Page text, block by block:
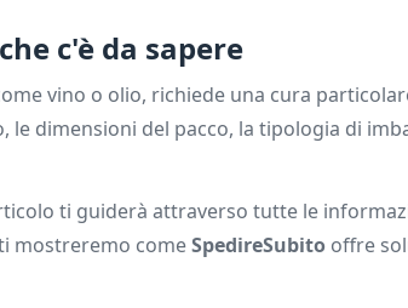
c'è da sapere
vino o olio, richiede una cura
dimensioni del pacco, la tipologia di
ti guiderà attraverso tutte le
mostreremo comeSpedireSubito offre